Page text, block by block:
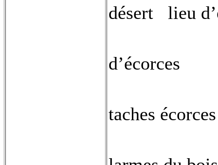
désert lieu
d’écorces
taches écorces